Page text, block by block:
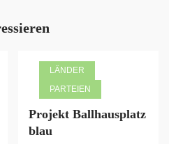
LÄNDER
PARTEIEN
Projekt Ballhausplatz
blau